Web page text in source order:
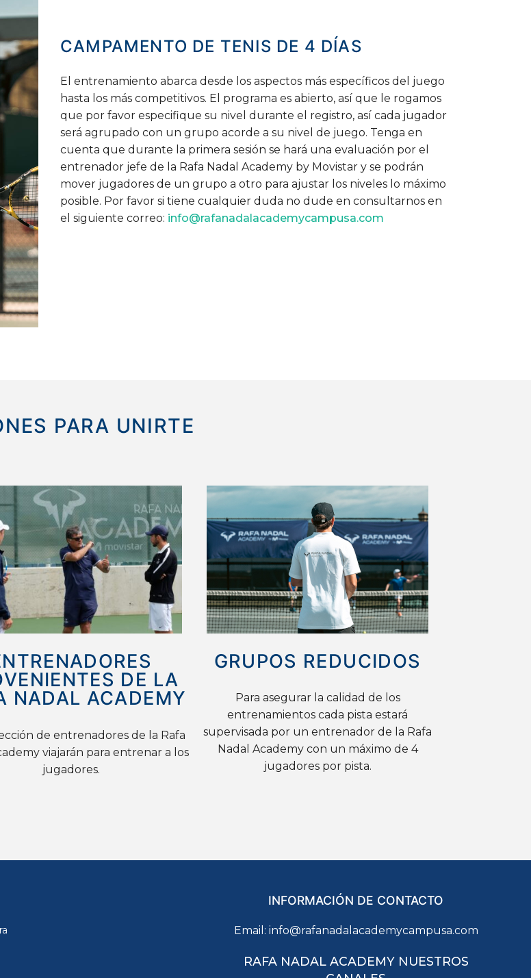
CAMPAMENTO DE TENIS DE 4 DÍAS
El entrenamiento abarca desde los aspectos más específicos del juego
hasta los más competitivos. El programa es abierto, así que le rogamos
que por favor especifique su nivel durante el registro, así cada jugador
será agrupado con un grupo acorde a su nivel de juego. Tenga en
cuenta que durante la primera sesión se hará una evaluación por el
entrenador jefe de la Rafa Nadal Academy by Movistar y se podrán
mover jugadores de un grupo a otro para ajustar los niveles lo máximo
posible. Por favor si tiene cualquier duda no dude en consultarnos en
el siguiente correo: info@rafanadalacademycampusa.com
PARA UNIRTE
DE LA
NADAL ACADEMY
de entrenadores de la Rafa
viajarán para entrenar a los
jugadores.
GRUPOS REDUCIDOS
Para asegurar la calidad de los
entrenamientos cada pista estará
supervisada por un entrenador de la Rafa
Nadal Academy con un máximo de 4
jugadores por pista.
INFORMACIÓN DE CONTACTO
Email: info@rafanadalacademycampusa.com
RAFA NADAL ACADEMY NUESTROS